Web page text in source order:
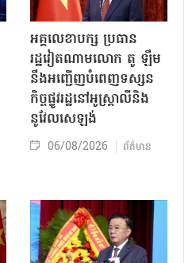
អគ្គលេខាបក្ស ប្រធាន
រដ្ឋវៀតណាមលោក តូ ឡឹម
នឹងអញ្ជើញបំពេញទស្សន
កិច្ចផ្លូវរដ្ឋនៅអូស្ត្រាលីនិង
នូវែលសេឡង់
06/08/2026 ព័ត៌មាន